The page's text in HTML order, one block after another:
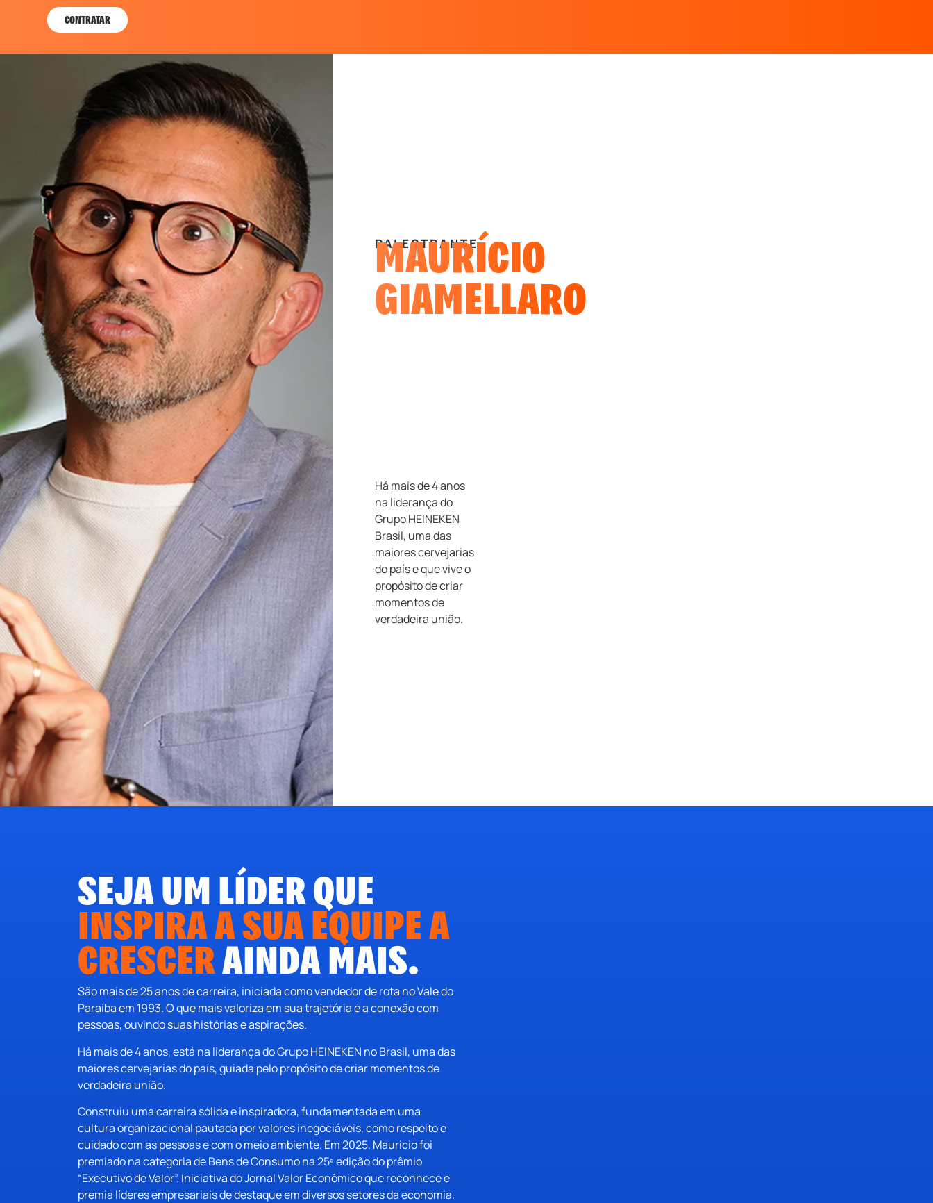
CONTRATAR
PALESTRANTE
MAURÍCIO
GIAMELLARO
Há mais de 4 anos
na liderança do
Grupo HEINEKEN
Brasil, uma das
maiores cervejarias
do país e que vive o
propósito de criar
momentos de
verdadeira união.
SEJA UM LÍDER QUE
INSPIRA A SUA EQUIPE A
CRESCERAINDA MAIS.
São mais de 25 anos de carreira, iniciada como vendedor de rota no Vale do
Paraíba em 1993. O que mais valoriza em sua trajetória é a conexão com
pessoas, ouvindo suas histórias e aspirações.
Há mais de 4 anos, está na liderança do Grupo HEINEKEN no Brasil, uma das
maiores cervejarias do país, guiada pelo propósito de criar momentos de
verdadeira união.
Construiu uma carreira sólida e inspiradora, fundamentada em uma
cultura organizacional pautada por valores inegociáveis, como respeito e
cuidado com as pessoas e com o meio ambiente. Em 2025, Mauricio foi
premiado na categoria de Bens de Consumo na 25º edição do prêmio
“Executivo de Valor”. Iniciativa do Jornal Valor Econômico que reconhece e
premia líderes empresariais de destaque em diversos setores da economia.